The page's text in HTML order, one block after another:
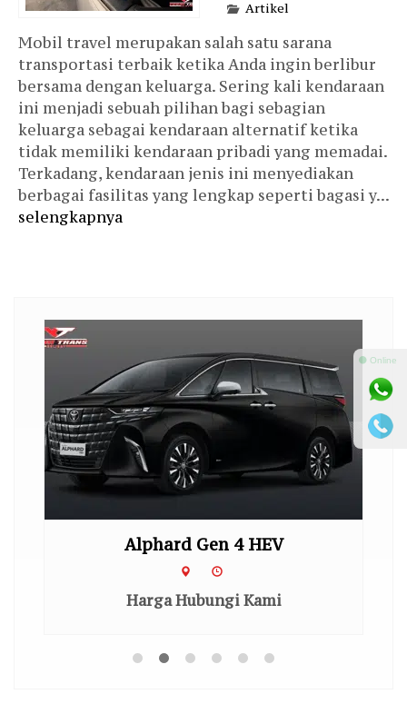
Artikel
Mobil travel merupakan salah satu sarana
transportasi terbaik ketika Anda ingin berlibur
bersama dengan keluarga. Sering kali kendaraan
ini menjadi sebuah pilihan bagi sebagian
keluarga sebagai kendaraan alternatif ketika
tidak memiliki kendaraan pribadi yang memadai.
Terkadang, kendaraan jenis ini menyediakan
berbagai fasilitas yang lengkap seperti bagasi y...
selengkapnya
Alphard Gen 4 HEV
Harga Hubungi Kami
⚫ Online